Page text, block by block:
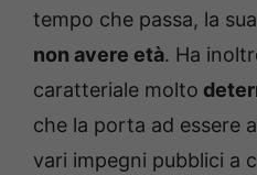
tempo che passa, la
non avere età. Ha
caratteriale molto
che la porta ad essere
vari impegni pubblici a